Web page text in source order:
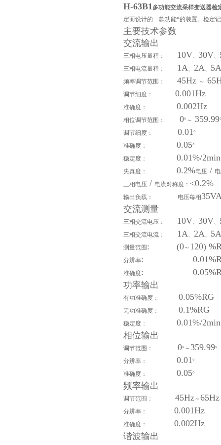
H-63B1多功能交流采样变送器检
定而设计的一款功能*的装置。检定
主要技术参数
交流输出
三相电压量程： 10V、 30V、
三相电流量程： 1A、 2A、 5A
频率调节范围： 45Hz ～
调节细度： 0.001Hz
准确度： 0.002Hz
相位调节范围： 0°～ 359.99
调节细度：
0.01°
准确度：
0.05°
稳定度：
0.01%/2min
失真度： 0.2%电压 /
三相电压 / 电流对称度： <0.2%
输出负载： 电压每相
交流测量
三相交流电压： 10V、 30V、
三相交流电流： 1A、 2A、 5A
测量范围 : (0～ 120)
分辨率:
准确度:
功率输出
有功准确度： 0.05%RG
无功准确度： 0.1%RG
稳定度：
0.01%/2min
相位输出
调节范围： 0°～ 359.99°
分辨率：
0.01°
准确度：
0.05°
频率输出
调节范围： 45Hz～65Hz
分辨率： 0.001Hz
准确度：
0.002Hz
谐波输出